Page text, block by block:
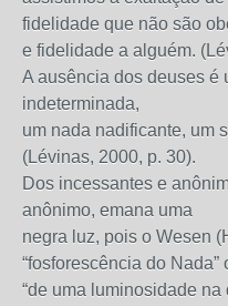
fidelidade que não são
e fidelidade a alguém.
A ausência dos deuses é
indeterminada,
um nada nadificante, um
(Lévinas, 2000, p. 30).
Dos incessantes e
anônimo, emana uma
negra luz, pois o Wesen
“fosforescência do Nada”
“de uma luminosidade